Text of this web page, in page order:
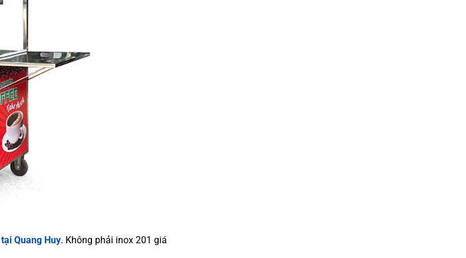
Quang Huy. Không phải inox 201 giá